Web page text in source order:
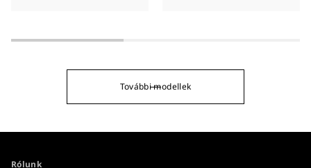
További modellek
Rólunk